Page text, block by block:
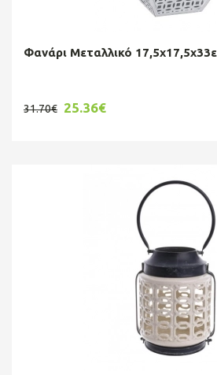
Φανάρι Μεταλλικό
31.70€ 25.36€